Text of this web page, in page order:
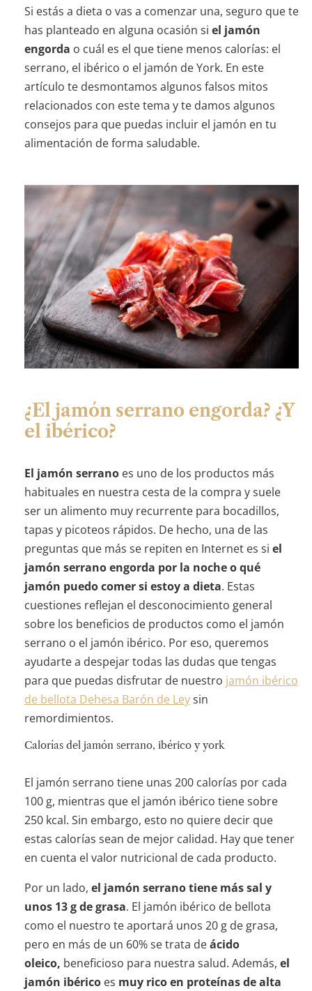
Si estás a dieta o vas a comenzar una, seguro que te
has planteado en alguna ocasión si el jamón
engorda o cuál es el que tiene menos calorías: el
serrano, el ibérico o el jamón de York. En este
artículo te desmontamos algunos falsos mitos
relacionados con este tema y te damos algunos
consejos para que puedas incluir el jamón en tu
alimentación de forma saludable.
¿El jamón serrano engorda? ¿Y
el ibérico?
El jamón serranoes uno de los productos más
habituales en nuestra cesta de la compra y suele
ser un alimento muy recurrente para bocadillos,
tapas y picoteos rápidos. De hecho, una de las
preguntas que más se repiten en Internet es si el
jamón serrano engorda por la noche o qué
jamón puedo comer si estoy a dieta. Estas
cuestiones reflejan el desconocimiento general
sobre los beneficios de productos como el jamón
serrano o el jamón ibérico. Por eso, queremos
ayudarte a despejar todas las dudas que tengas
para que puedas disfrutar de nuestro jamón ibérico
de bellota Dehesa Barón de Leysin
remordimientos.
Calorías del jamón serrano, ibérico y york
El jamón serrano tiene unas 200 calorías por cada
100 g, mientras que el jamón ibérico tiene sobre
250 kcal. Sin embargo, esto no quiere decir que
estas calorías sean de mejor calidad. Hay que tener
en cuenta el valor nutricional de cada producto.
Por un lado, el jamón serrano tiene más sal y
unos 13 g de grasa. El jamón ibérico de bellota
como el nuestro te aportará unos 20 g de grasa,
pero en más de un 60% se trata deácido
oleico, beneficioso para nuestra salud. Además, el
jamón ibéricoes muy rico en proteínas de alta